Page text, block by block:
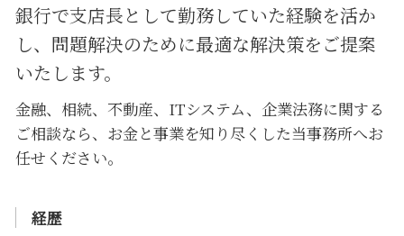
銀行で支店長として勤務していた経験を活か
し、問題解決のために最適な解決策をご提案
いたします。
金融、相続、不動産、ITシステム、企業法務に関する
ご相談なら、お金と事業を知り尽くした当事務所へお
任せください。
経歴